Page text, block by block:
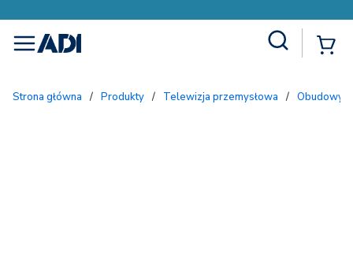
menu
Strona główna / Produkty / Telewizja przemysłowa / Obudowy